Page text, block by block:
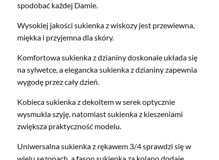
spodobać każdej Damie.
Wysokiej jakości sukienka z wiskozy jest przewiewna,
miękka i przyjemna dla skóry.
Komfortowa sukienka z dzianiny doskonale układa się
na sylwetce, a elegancka sukienka z dzianiny zapewnia
wygodę przez cały dzień.
Kobieca sukienka z dekoltem w serek optycznie
wysmukla szyję, natomiast sukienka z kieszeniami
zwiększa praktyczność modelu.
Uniwersalna sukienka z rękawem 3/4 sprawdzi się w